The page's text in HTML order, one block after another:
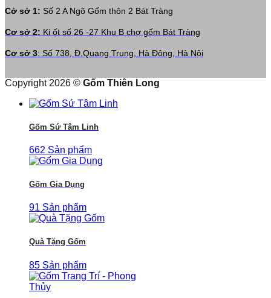
Cở sở 1: Số 2 A Ngõ Gốm thôn 2 Bát Tràng
Cơ sở 2: Ki ốt số 26 -27 Khu B chợ gốm Bát Tràng
Cơ sở 3: Số 738, Đ.Quang Trung, Hà Đông, Hà Nội
Copyright 2026 © Gốm Thiên Long
Gốm Sứ Tâm Linh
662 Sản phẩm
Gốm Gia Dụng
91 Sản phẩm
Quà Tặng Gốm
85 Sản phẩm